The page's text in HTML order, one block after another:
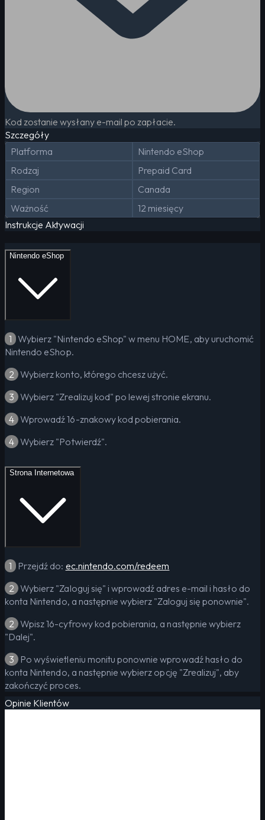
Kod zostanie wysłany e-mail po zapłacie.
Szczegóły
Platforma
Nintendo eShop
Rodzaj
Prepaid Card
Region
Canada
Ważność
12 miesięcy
Instrukcje Aktywacji
Nintendo eShop
1 Wybierz "Nintendo eShop" w menu HOME, aby uruchomić
Nintendo eShop.
2 Wybierz konto, którego chcesz użyć.
3 Wybierz "Zrealizuj kod" po lewej stronie ekranu.
4 Wprowadź 16-znakowy kod pobierania.
4 Wybierz "Potwierdź".
Strona Internetowa
1 Przejdź do: ec.nintendo.com/redeem
2 Wybierz "Zaloguj się" i wprowadź adres e-mail i hasło do
konta Nintendo, a następnie wybierz "Zaloguj się ponownie".
2 Wpisz 16-cyfrowy kod pobierania, a następnie wybierz
"Dalej".
3 Po wyświetleniu monitu ponownie wprowadź hasło do
konta Nintendo, a następnie wybierz opcję "Zrealizuj", aby
zakończyć proces.
Opinie Klientów